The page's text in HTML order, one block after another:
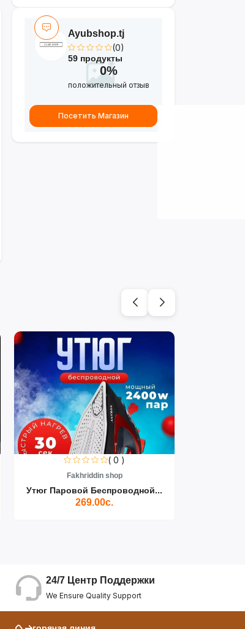
Ayubshop.tj
(0)
59 продукты
0%
положительный отзыв
Посетить Магазин
( 0 )
Fakhriddin shop
Утюг Паровой Беспроводной...
269.00с.
24/7 Центр Поддержки
We Ensure Quality Support